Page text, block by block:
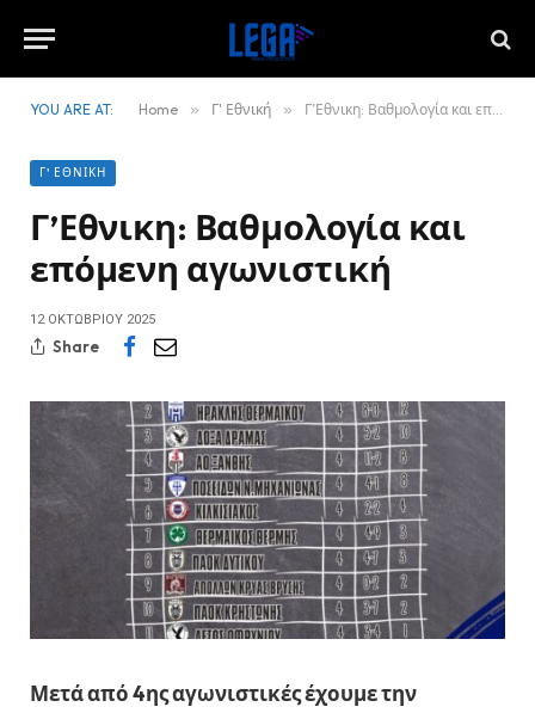
YOU ARE AT: Home » Γ' Εθνική » Γ’Εθνικη: Βαθμολογία και επόμενη αγωνιστική
Γ' ΕΘΝΙΚΉ
Γ’Εθνικη: Βαθμολογία και
επόμενη αγωνιστική
12 ΟΚΤΩΒΡΊΟΥ 2025
Share
Μετά από 4ης αγωνιστικές έχουμε την